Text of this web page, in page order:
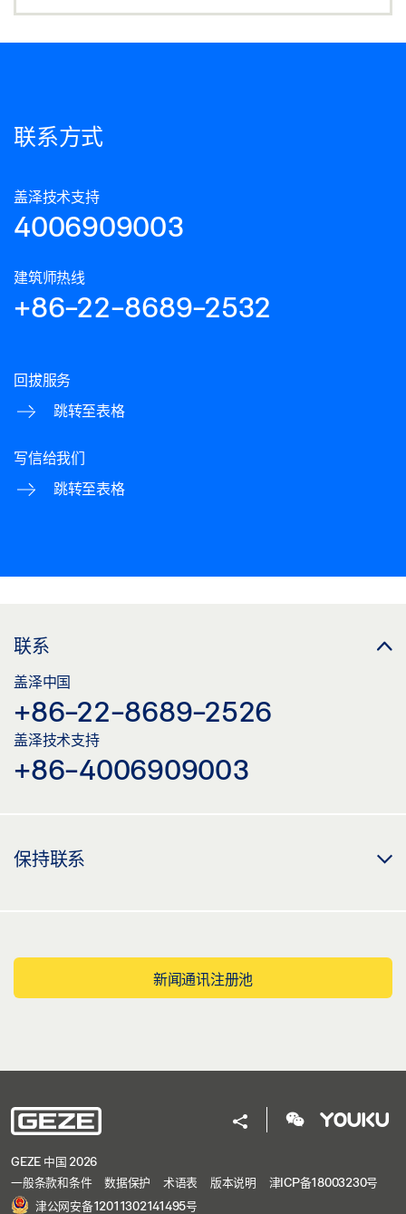
联系方式
盖泽技术支持
4006909003
建筑师热线
+86-22-8689-2532
回拔服务
跳转至表格
写信给我们
跳转至表格
联系
盖泽中国
+86-22-8689-2526
盖泽技术支持
+86-4006909003
保持联系
新闻通讯注册池
GEZE 中国 2026
一般条款和条件
数据保护 术语表 版本说明
津ICP备18003230号
津公网安备12011302141495号